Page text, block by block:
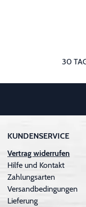
30
KUNDENSERVICE
Vertrag widerrufen
Hilfe und Kontakt
Zahlungsarten
Versandbedingungen
Lieferung